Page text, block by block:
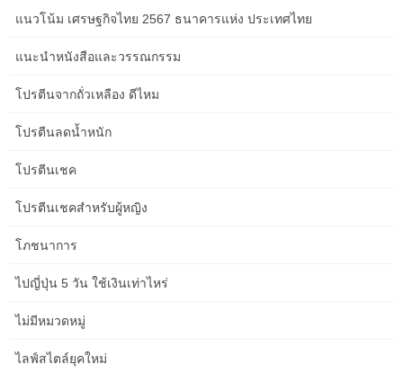
โมร็อกโก ในวันพุธที่ 28 มีนาคม 2555 ที่ …
เซสชั่นการเจรจาทางเศรษฐกิจครั้งที่ 12 กับที่ปรึกษาทางเศรษฐกิจไป
การรับรองจากโมร็อกโกจัดขึ้นเมื่อวันที่ 30 กันยายน 2014 ที่กระทรวง
รัฐมนตรีว่าการกระทรวงเศรษฐกิจและการคลังกล่าวสุนทรพจน์ในวัน
นิทรรศการระดับนานาชาติด้านไฟฟ้าโซลาร์เซลล์ครั้งแรกของ
และการเงินภายนอกเข้าร่วมในการประชุมระดับภูมิภาคว่าด้วยข้อ
มกราคม 2558 ที่เมืองคาซาบลังกาโดยธนาคารเพื่อการพัฒนาอิสลาม
(IDB) ร่วมกับ …
กระทรวงเศรษฐกิจและการเงิน ร่วมกับสมาคมมูลนิธิการเงิน
สาธารณะระหว่างประเทศ (FONDAFIP) และด้วยการสนับสนุนจาก
นิตยสารการเงินสาธารณะของฝรั่งเศส (RFFP) และกลุ่มยุโรปเพื่อการ
แนวโน้ม เศรษฐกิจไทย 2567 ธนาคารแห่ง ประเทศไทย
แนะนำหนังสือและวรรณกรรม
โปรตีนจากถั่วเหลือง ดีไหม
โปรตีนลดน้ำหนัก
โปรตีนเชค
โปรตีนเชคสำหรับผู้หญิง
โภชนาการ
ไปญี่ปุ่น 5 วัน ใช้เงินเท่าไหร่
ไม่มีหมวดหมู่
ไลฟ์สไตล์ยุคใหม่